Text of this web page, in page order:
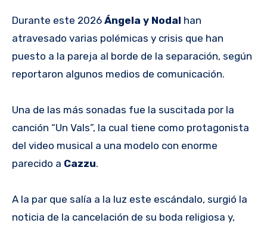
Durante este 2026 Ángela y Nodal han
atravesado varias polémicas y crisis que han
puesto a la pareja al borde de la separación, según
reportaron algunos medios de comunicación.
Una de las más sonadas fue la suscitada por la
canción “Un Vals”, la cual tiene como protagonista
del video musical a una modelo con enorme
parecido a Cazzu.
A la par que salía a la luz este escándalo, surgió la
noticia de la cancelación de su boda religiosa y,